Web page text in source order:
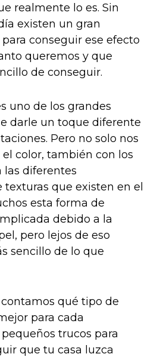
realmente lo es. Sin
existen un gran
conseguir ese efecto
queremos y que
de conseguir.
uno de los grandes
darle un toque diferente
Pero no solo nos
color, también con los
las diferentes
texturas que existen en el
esta forma de
debido a la
pero lejos de eso
sencillo de lo que
qué tipo de
para cada
trucos para
que tu casa luzca